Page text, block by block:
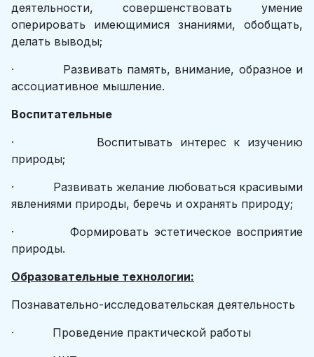
деятельности, совершенствовать умение
оперировать имеющимися знаниями, обобщать,
делать выводы;
· Развивать память, внимание, образное и
ассоциативное мышление.
Воспитательные
· Воспитывать интерес к изучению
природы;
· Развивать желание любоваться красивыми
явлениями природы, беречь и охранять природу;
· Формировать эстетическое восприятие
природы.
Образовательные технологии:
Познавательно-исследовательская деятельность
· Проведение практической работы